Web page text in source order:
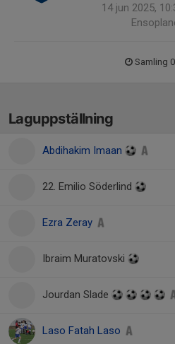
14 jun 2025,
Samling
Laguppställning
Abdihakim Imaan
22. Emilio Söderlind
Ezra Zeray
Ibraim Muratovski
Jourdan Slade
Laso Fatah Laso